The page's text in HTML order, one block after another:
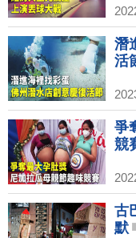
潛
活
爭
競
古
默